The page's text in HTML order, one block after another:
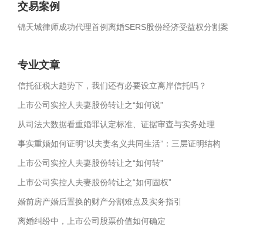
交易案例
锦天城律师成功代理首例离婚SERS股份经济受益权分割案
专业文章
信托征税大趋势下，我们还有必要设立离岸信托吗？
上市公司实控人夫妻股份转让之“如何说”
从司法大数据看重婚罪认定标准、证据审查与实务处理
事实重婚如何证明“以夫妻名义共同生活”：三层证明结构
上市公司实控人夫妻股份转让之“如何转”
上市公司实控人夫妻股份转让之“如何固权”
婚前房产婚后置换的财产分割难点及实务指引
离婚纠纷中，上市公司股票价值如何确定